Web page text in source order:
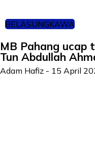
BELASUNGKAWA
MB Pahang ucap
Tun Abdullah
Adam Hafiz - 15 April